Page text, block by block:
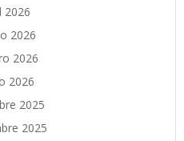
2026
2026
2026
2026
2025
2025